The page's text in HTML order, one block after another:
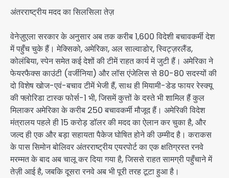
अंतरराष्ट्रीय मदद का सिलसिला तेज़
वेनेज़ुएला सरकार के अनुसार अब तक करीब 1,600 विदेशी बचावकर्मी देश
में पहुँच चुके हैं। मेक्सिको, अमेरिका, अल साल्वाडोर, स्विट्ज़रलैंड,
कोलंबिया, स्पेन समेत कई देशों की टीमें राहत कार्य में जुटी हैं। अमेरिका ने
फेयरफैक्स काउंटी (वर्जीनिया) और लॉस एंजेलिस से 80-80 सदस्यों की
दो विशेष खोज-एवं-बचाव टीमें भेजी हैं, साथ ही मियामी-डेड फायर रेस्क्यू
की फ्लोरिडा टास्क फोर्स-1 भी, जिसमें कुत्तों के दस्ते भी शामिल हैं कुल
मिलाकर अमेरिका के करीब 250 बचावकर्मी मौजूद हैं। अमेरिकी विदेश
मंत्रालय पहले ही 15 करोड़ डॉलर की मदद का ऐलान कर चुका है, और
जल्द ही एक और बड़ा सहायता पैकेज घोषित होने की उम्मीद है। कराकस
के पास सिमोन बोलिवर अंतरराष्ट्रीय एयरपोर्ट का एक क्षतिग्रस्त रनवे
मरम्मत के बाद अब चालू कर दिया गया है, जिससे राहत सामग्री पहुँचाने में
तेज़ी आई है, जबकि दूसरा रनवे अब भी पूरी तरह टूटा हुआ है।